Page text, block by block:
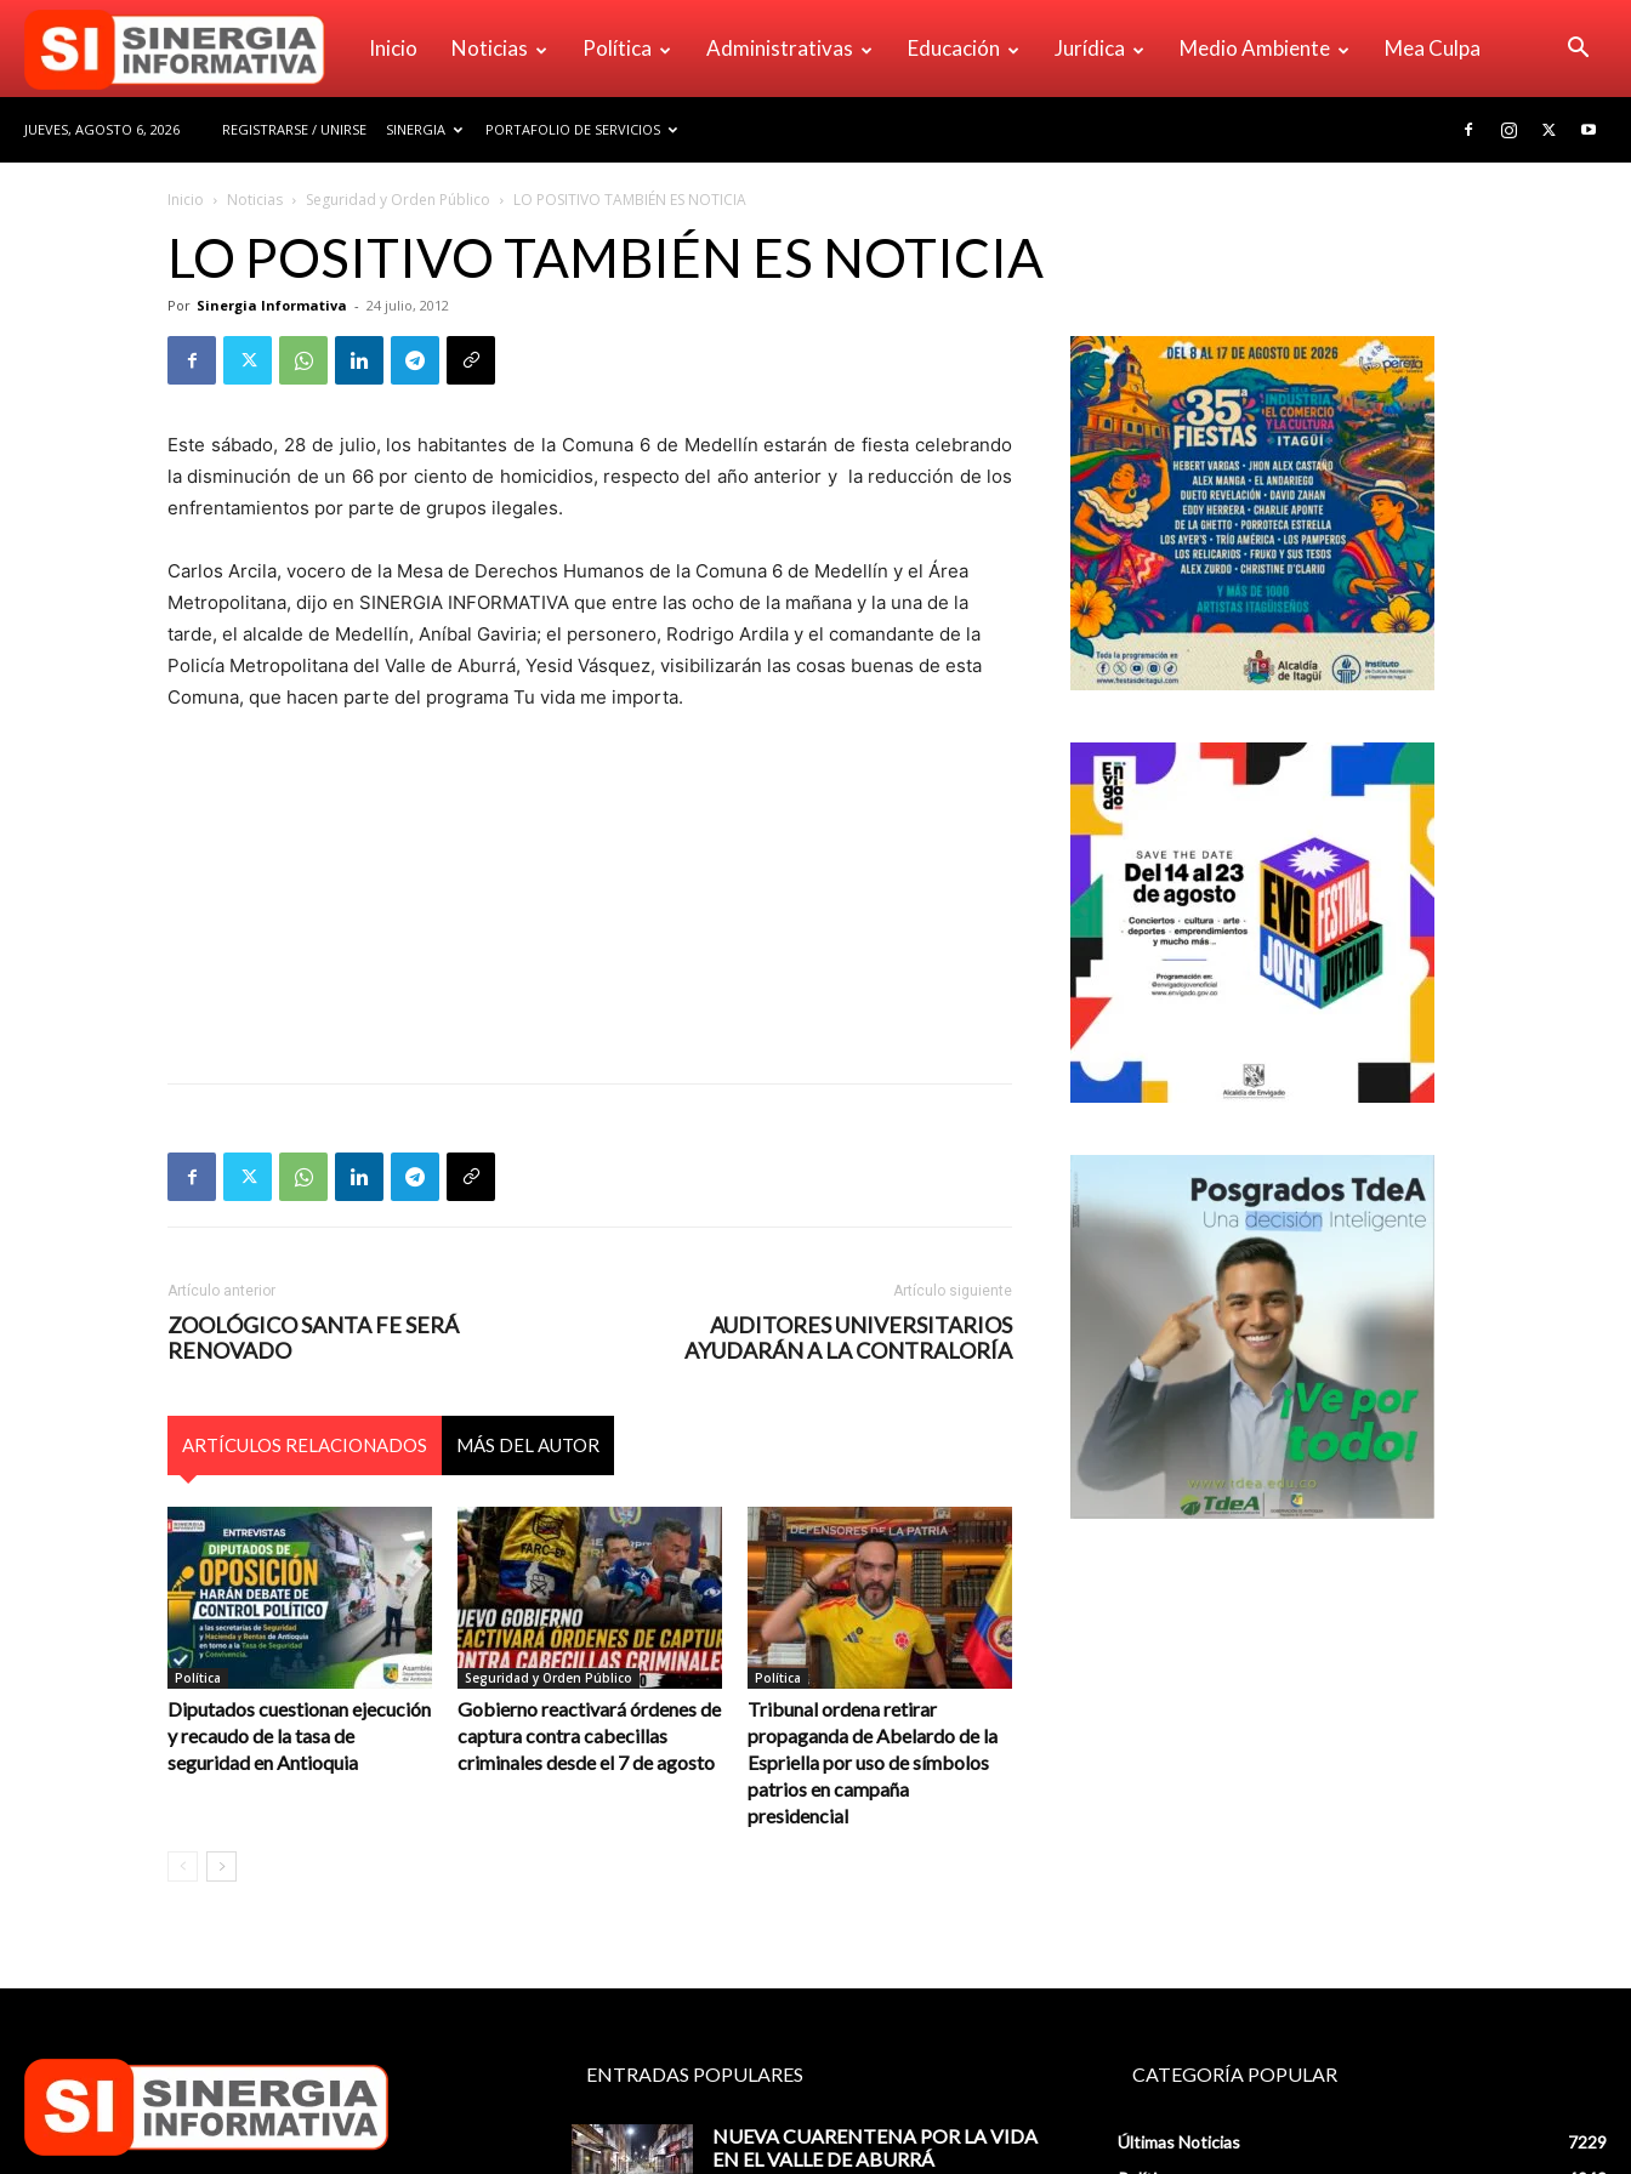
Sinergia
Inicio Noticias Política Administrativas Educación Jurídica Medio Ambiente Mea Culpa
JUEVES, AGOSTO 6, 2026 REGISTRARSE / UNIRSE SINERGIA PORTAFOLIO DE SERVICIOS
Inicio Noticias Seguridad y Orden Público LO POSITIVO TAMBIÉN ES NOTICIA
LO POSITIVO TAMBIÉN ES NOTICIA
Por Sinergia Informativa - 24 julio, 2012
Este sábado, 28 de julio, los habitantes de la Comuna 6 de Medellín estarán de fiesta celebrando
la disminución de un 66 por ciento de homicidios, respecto del año anterior y la reducción de los
enfrentamientos por parte de grupos ilegales.
Carlos Arcila, vocero de la Mesa de Derechos Humanos de la Comuna 6 de Medellín y el Área
Metropolitana, dijo en SINERGIA INFORMATIVA que entre las ocho de la mañana y la una de la
tarde, el alcalde de Medellín, Aníbal Gaviria; el personero, Rodrigo Ardila y el comandante de la
Policía Metropolitana del Valle de Aburrá, Yesid Vásquez, visibilizarán las cosas buenas de esta
Comuna, que hacen parte del programa Tu vida me importa.
Artículo anterior
ZOOLÓGICO SANTA FE SERÁ
RENOVADO
Artículo siguiente
AUDITORES UNIVERSITARIOS
AYUDARÁN A LA CONTRALORÍA
ARTÍCULOS RELACIONADOS MÁS DEL AUTOR
Política
Diputados cuestionan ejecución
y recaudo de la tasa de
seguridad en Antioquia
Seguridad y Orden Público
Gobierno reactivará órdenes de
captura contra cabecillas
criminales desde el 7 de agosto
Política
Tribunal ordena retirar
propaganda de Abelardo de la
Espriella por uso de símbolos
patrios en campaña
presidencial
ENTRADAS POPULARES
NUEVA CUARENTENA POR LA VIDA
EN EL VALLE DE ABURRÁ
CATEGORÍA POPULAR
Últimas Noticias
7229